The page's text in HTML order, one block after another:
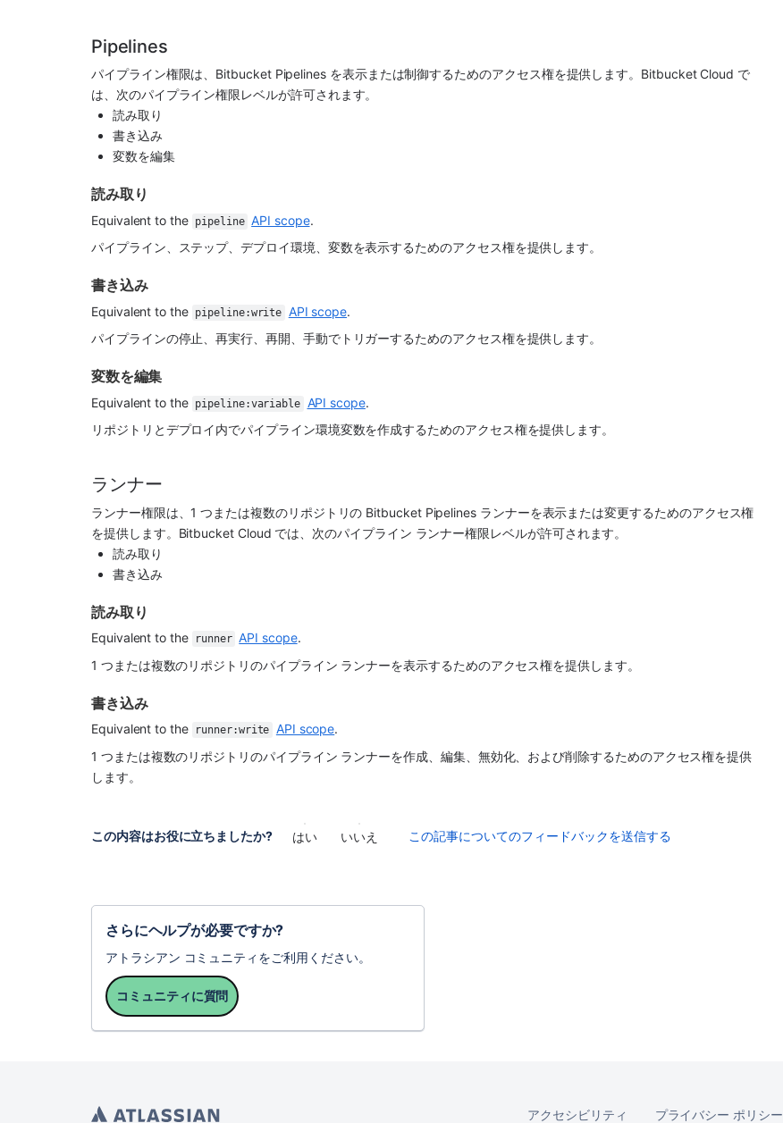
Pipelines
パイプライン権限は、Bitbucket Pipelines を表示または制御するためのアクセス権を提供します。Bitbucket Cloud で
は、次のパイプライン権限レベルが許可されます。
読み取り
書き込み
変数を編集
読み取り
Equivalent to the pipeline API scope.
パイプライン、ステップ、デプロイ環境、変数を表示するためのアクセス権を提供します。
書き込み
Equivalent to the pipeline:write API scope.
パイプラインの停止、再実行、再開、手動でトリガーするためのアクセス権を提供します。
変数を編集
Equivalent to the pipeline:variable API scope.
リポジトリとデプロイ内でパイプライン環境変数を作成するためのアクセス権を提供します。
ランナー
ランナー権限は、1 つまたは複数のリポジトリの Bitbucket Pipelines ランナーを表示または変更するためのアクセス権
を提供します。Bitbucket Cloud では、次のパイプライン ランナー権限レベルが許可されます。
読み取り
書き込み
読み取り
Equivalent to the runner API scope.
1 つまたは複数のリポジトリのパイプライン ランナーを表示するためのアクセス権を提供します。
書き込み
Equivalent to the runner:write API scope.
1 つまたは複数のリポジトリのパイプライン ランナーを作成、編集、無効化、および削除するためのアクセス権を提供
します。
この内容はお役に立ちましたか? はい いいえ この記事についてのフィードバックを送信する
さらにヘルプが必要ですか?
アトラシアン コミュニティをご利用ください。
コミュニティに質問
アクセシビリティ プライバシー ポリシー